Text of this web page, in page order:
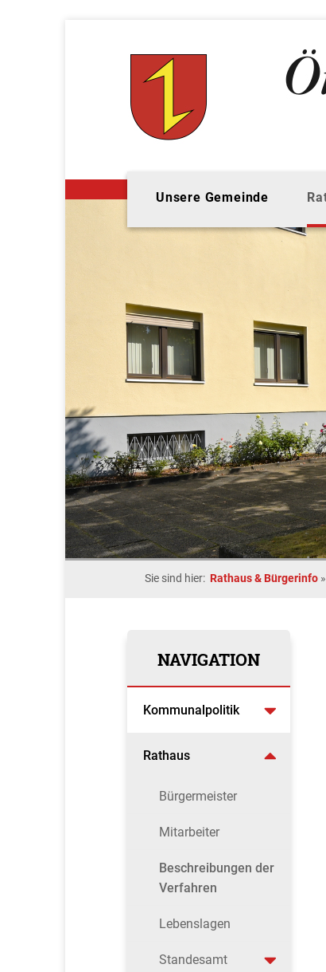
Unsere Gemeinde
Sie sind hier: Rathaus & Bürgerinfo »
NAVIGATION
Kommunalpolitik
Rathaus
Bürgermeister
Mitarbeiter
Beschreibungen der
Verfahren
Lebenslagen
Standesamt